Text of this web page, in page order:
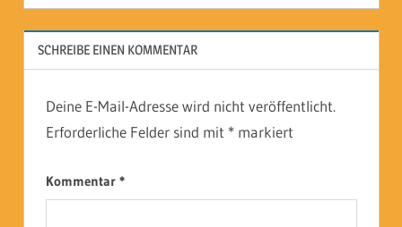
SCHREIBE EINEN KOMMENTAR
Deine E-Mail-Adresse wird nicht veröffentlicht.
Erforderliche Felder sind mit *markiert
Kommentar *